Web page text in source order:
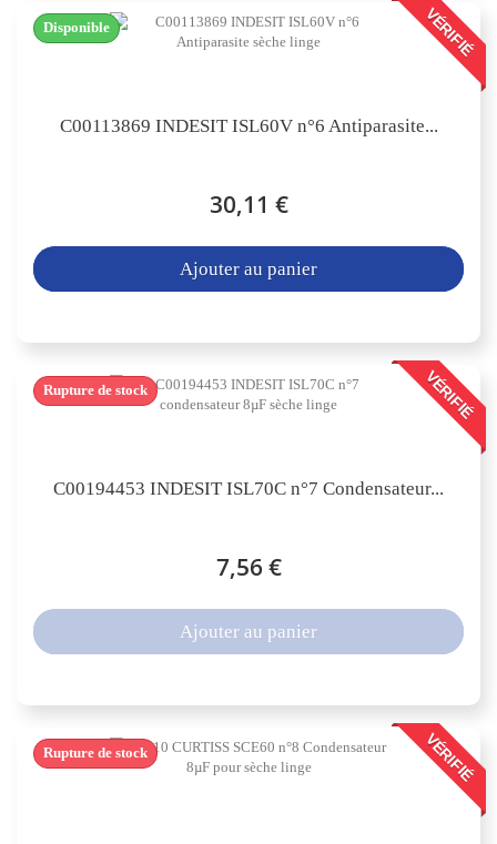
VÉRIFIÉ
C00113869 INDESIT ISL60V n°6 Antiparasite...
30,11 €
Disponible
Ajouter au panier
VÉRIFIÉ
C00194453 INDESIT ISL70C n°7 Condensateur...
7,56 €
Rupture de stock
Ajouter au panier
VÉRIFIÉ
Rupture de stock